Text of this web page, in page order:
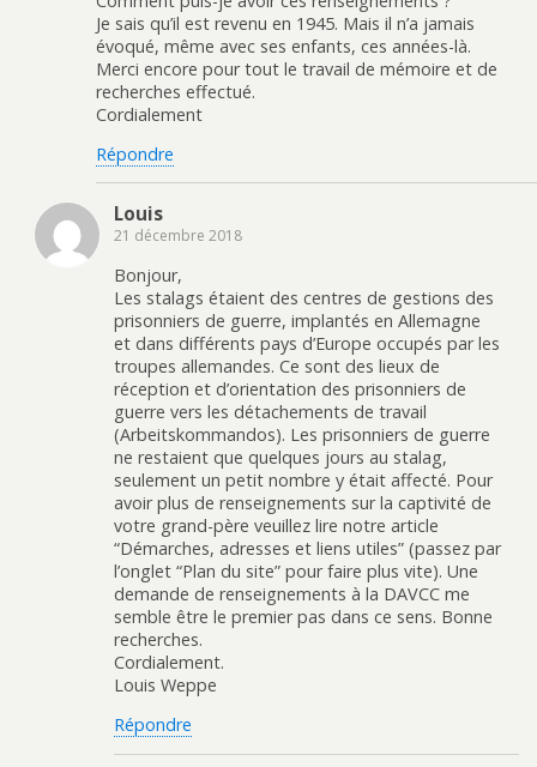
Je sais qu’il est revenu en 1945. Mais il n’a jamais
évoqué, même avec ses enfants, ces années-là.
Merci encore pour tout le travail de mémoire et de
recherches effectué.
Cordialement
Répondre
Louis
21 décembre 2018
Bonjour,
Les stalags étaient des centres de gestions des
prisonniers de guerre, implantés en Allemagne
et dans différents pays d’Europe occupés par les
troupes allemandes. Ce sont des lieux de
réception et d’orientation des prisonniers de
guerre vers les détachements de travail
(Arbeitskommandos). Les prisonniers de guerre
ne restaient que quelques jours au stalag,
seulement un petit nombre y était affecté. Pour
avoir plus de renseignements sur la captivité de
votre grand-père veuillez lire notre article
“Démarches, adresses et liens utiles” (passez par
l’onglet “Plan du site” pour faire plus vite). Une
demande de renseignements à la DAVCC me
semble être le premier pas dans ce sens. Bonne
recherches.
Cordialement.
Louis Weppe
Répondre